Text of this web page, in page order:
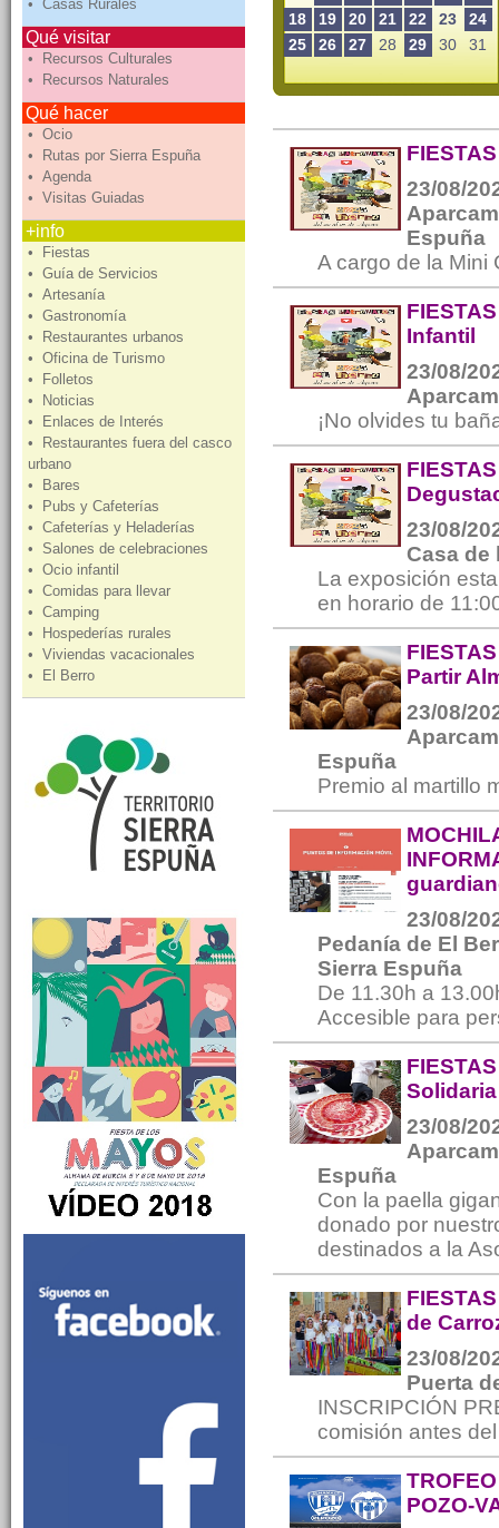
• Casas Rurales
Qué visitar
• Recursos Culturales
• Recursos Naturales
Qué hacer
• Ocio
• Rutas por Sierra Espuña
• Agenda
• Visitas Guiadas
+info
• Fiestas
• Guía de Servicios
• Artesanía
• Gastronomía
• Restaurantes urbanos
• Oficina de Turismo
• Folletos
• Noticias
• Enlaces de Interés
• Restaurantes fuera del casco
urbano
• Bares
• Pubs y Cafeterías
• Cafeterías y Heladerías
• Salones de celebraciones
• Ocio infantil
• Comidas para llevar
• Camping
• Hospederías rurales
• Viviendas vacacionales
• El Berro
18
19 20 21 22 23
24
25
26 27 28 29 30 31
23/08/
Espuña
A cargo de la Mini
Infantil
23/08/
¡No olvides tu
23/08/
Casa de
La exposición
en horario de
Partir
23/08/
Espuña
Premio al martillo
23/08/
Pedanía de El
Sierra Espuña
De 11.30h a
Accesible para
Solidaria
23/08/
Espuña
Con la paella
donado por
destinados a la
de
23/08/
Puerta
INSCRIPCIÓN
comisión antes
POZO-